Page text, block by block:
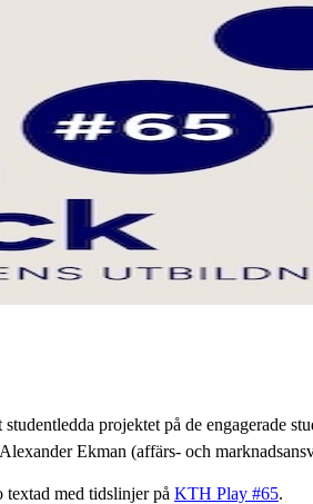
projektet på de engagerade
Ekman (affärs- och
textad med tidslinjer på KTH Play #65.